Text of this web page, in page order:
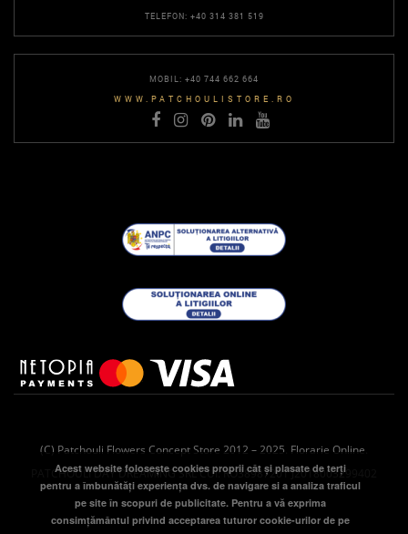
TELEFON: +40 314 381 519
MOBIL: +40 744 662 664
WWW.PATCHOULISTORE.RO
(C) Patchouli Flowers Concept Store 2012 – 2025. Florarie Online.
PATCHOULI DAY DREAMING SRL CUI: RO38987201 J2018003299402
Acest website folosește cookies proprii cât și plasate de terți
pentru a îmbunătăţi experienţa dvs. de navigare si a analiza traficul
pe site în scopuri de publicitate. Pentru a vă exprima
consimțământul privind acceptarea tuturor cookie-urilor de pe